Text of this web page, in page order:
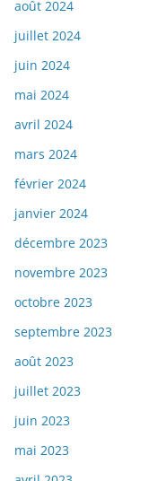
août 2024
juillet 2024
juin 2024
mai 2024
avril 2024
mars 2024
février 2024
janvier 2024
décembre 2023
novembre 2023
octobre 2023
septembre 2023
août 2023
juillet 2023
juin 2023
mai 2023